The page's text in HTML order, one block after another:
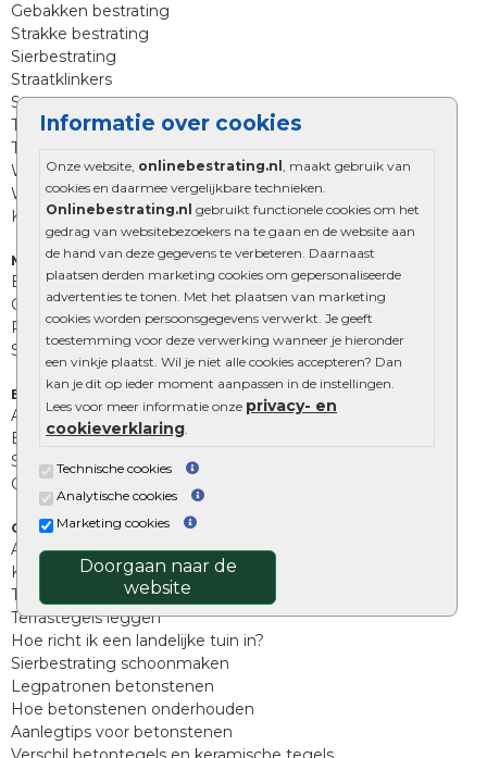
Informatie over cookies
Onze website, onlinebestrating.nl
, maakt gebruik van
cookies en daarmee vergelijkbare technieken.
Onlinebestrating.nl gebruikt functionele cookies om het
gedrag van websitebezoekers na te gaan en de website aan
de hand van deze gegevens te verbeteren. Daarnaast
plaatsen derden marketing cookies om gepersonaliseerde
advertenties te tonen. Met het plaatsen van marketing
cookies worden persoonsgegevens verwerkt. Je geeft
toestemming voor deze verwerking wanneer je hieronder
een vinkje plaatst. Wil je niet alle cookies accepteren? Dan
kan je dit op ieder moment aanpassen in de instellingen.
Lees voor meer informatie onze privacy- en
cookieverklaring
Technische cookies
Analytische cookies
Marketing cookies
Doorgaan naar de
website
Gebakken bestrating
Strakke bestrating
Sierbestrating
Straatklinkers
Straatstenen
Trommelstenen
Tuinstenen
Waalformaat
Wildverband bestrating
Kingstones
Muurelementen
Betonbielzen
Opsluitbanden
Palissades
Stapelblokken
Extra benodigdheden
Afwatering en diversen
Beplantings en betonelementen
Split, grind en zand
Oprit tegels
Overig
Aanbiedingen
Kunstgras
Tuintegels outlet
Terrastegels leggen
Hoe richt ik een landelijke tuin in?
Sierbestrating schoonmaken
Legpatronen betonstenen
Hoe betonstenen onderhouden
Aanlegtips voor betonstenen